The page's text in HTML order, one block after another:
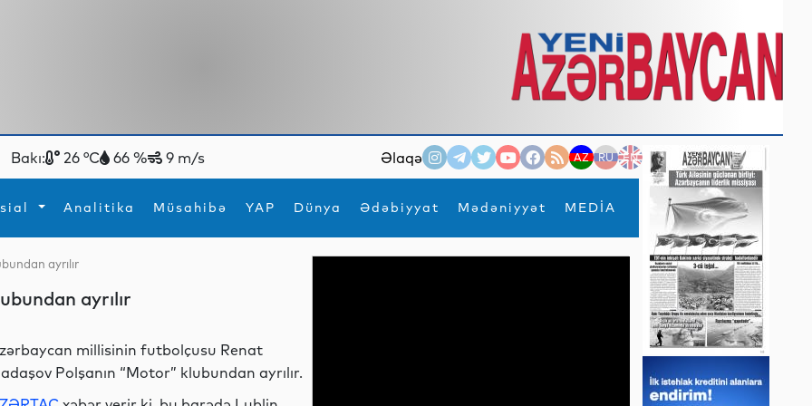
Bakı: 26 °C 66 % 9 m/s Əlaqə AZ RU EN
Analitika Müsahibə YAP Dünya Ədəbiyyat Mədəniyyət MEDİA
×
İdmanYeni texnologiyalar
ayrılır
ayrılır
millisinin futbolçusu Renat
Polşanın “Motor” klubundan ayrılır.